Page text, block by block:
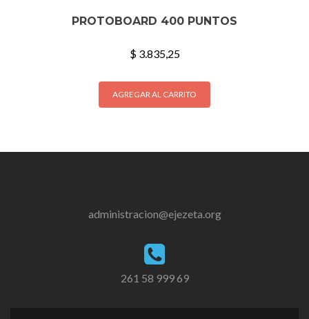
PROTOBOARD 400 PUNTOS
$3.835,25
AGREGAR AL CARRITO
administracion@ejezeta.org
261 58 999 69